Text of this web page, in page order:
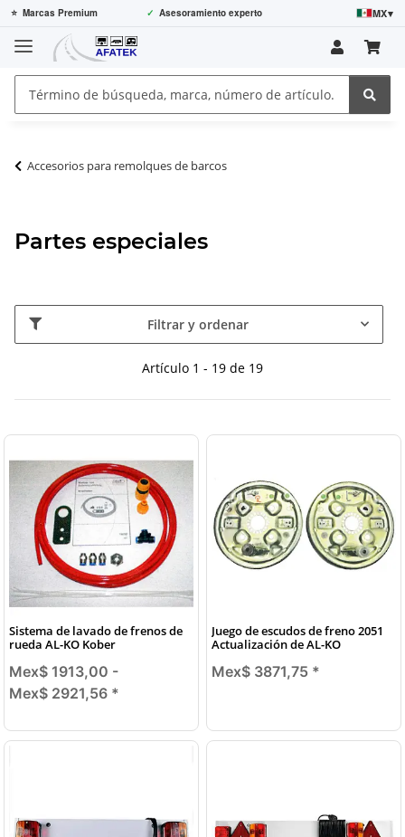
⭐ Marcas Premium ✓ Asesoramiento experto MX▾
Accesorios para remolques de barcos
Partes especiales
Filtrar y ordenar
Artículo 1 - 19 de 19
Sistema de lavado de frenos de
rueda AL-KO Kober
Mex$ 1913,00 -
Mex$ 2921,56 *
Juego de escudos de freno 2051
Actualización de AL-KO
Mex$ 3871,75 *